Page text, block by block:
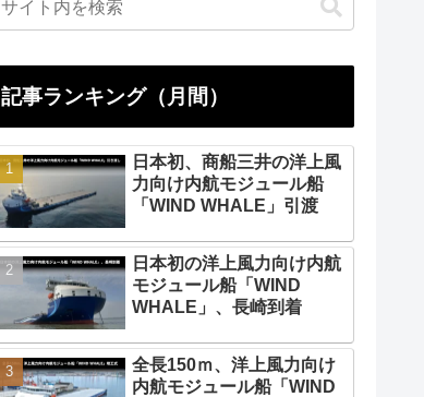
記事ランキング（月間）
日本初、商船三井の洋上風
力向け内航モジュール船
「WIND WHALE」引渡
日本初の洋上風力向け内航
モジュール船「WIND
WHALE」、長崎到着
全長150ｍ、洋上風力向け
内航モジュール船「WIND